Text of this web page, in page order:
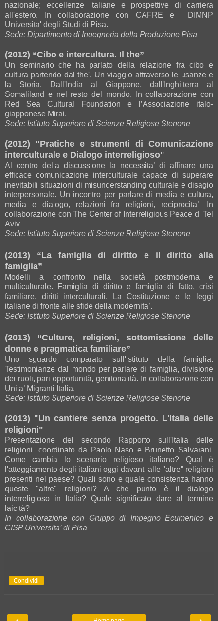
nazionale; eccellenze italiane e prospettive di carriera
all'estero. In collaborazione con CAFRE e DIMNP
Universita' degli Studi di Pisa.
Sede: Dipartimento di Ingegneria della Produzione Pisa
(2012) “Cibo e intercultura. Il the”
Un seminario che ha parlato della relazione fra cibo e
cultura partendo dal the'. Un viaggio attraverso le usanze e
la Storia. Dall'India al Giappone, dall'Inghilterra al
Somaliland e nel resto del mondo. In collaborazione con
Red Sea Cultural Foundation e l’Associazione italo-
giapponese Mirai.
Sede: Istituto Superiore di Scienze Religiose Stenone
(2012) "Pratiche e strumenti di Comunicazione
interculturale e Dialogo interreligioso"
Al centro della discussione la necessita’ di affinare una
efficace comunicazione interculturale capace di superare
inevitabili situazioni di misunderstanding culturale e disagio
interpersonale. Un incontro per parlare di media e cultura,
media e dialogo, relazioni fra religioni, reciprocita’. In
collaborazione con The Center of Interreligious Peace di Tel
Aviv.
Sede: Istituto Superiore di Scienze Religiose Stenone
(2013) “La famiglia di diritto e il diritto alla
famiglia”
Modelli a confronto nella società postmoderna e
multiculturale. Famiglia di diritto e famiglia di fatto, crisi
familiare, diritti interculturali. La Costituzione e le leggi
italiane di fronte alle sfide della modernita’.
Sede: Istituto Superiore di Scienze Religiose Stenone
(2013) “Culture, religioni, sottomissione delle
donne e pragmatica familiare”
Uno sguardo comparato sull'istituto della famiglia.
Testimonianze dal mondo per parlare di famiglia, divisione
dei ruoli, pari opportunità, genitorialità. In collaborazone con
Unita’ Migranti Italia.
Sede: Istituto Superiore di Scienze Religiose Stenone
(2013) "Un cantiere senza progetto. L'Italia delle
religioni"
Presentazione del secondo Rapporto sull'Italia delle
religioni, coordinato da Paolo Naso e Brunetto Salvarani.
Come cambia lo scenario religioso italiano? Qual è
l'atteggiamento degli italiani oggi davanti alle "altre" religioni
presenti nel paese? Quali sono e quale consistenza hanno
queste "altre" religioni? A che punto è il dialogo
interreligioso in Italia? Quale significato dare al termine
laicità?
In collaborazione con Gruppo di Impegno Ecumenico e
CISP Universita’ di Pisa
Condividi